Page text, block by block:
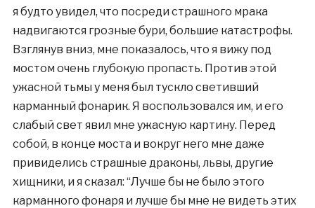
я будто увидел, что посреди страшного мрака
надвигаются грозные бури, большие катастрофы.
Взглянув вниз, мне показалось, что я вижу под
мостом очень глубокую пропасть. Против этой
ужасной тьмы у меня был тускло светивший
карманный фонарик. Я воспользовался им, и его
слабый свет явил мне ужасную картину. Перед
собой, в конце моста и вокруг него мне даже
привиделись страшные драконы, львы, другие
хищники, и я сказал: “Лучше бы не было этого
карманного фонаря и лучше бы мне не видеть этих